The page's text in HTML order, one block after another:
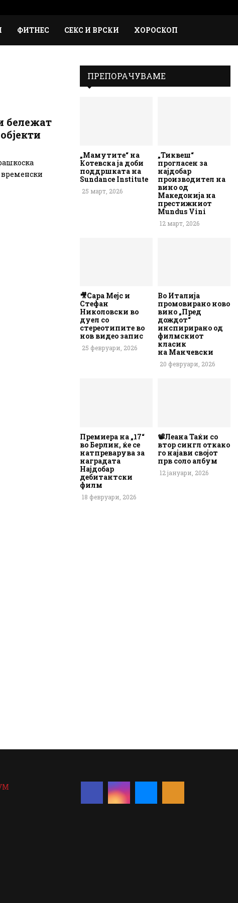
ФИТНЕС СЕКС И ВРСКИ ХОРОСКОП
бележат
временски
ПРЕПОРАЧУВАМЕ
„Мамутите“ на
Котевска ја доби
поддршката на
Sundance Institute
25 март, 2026
„Тиквеш“
прогласен за
најдобар
производител на
вино од
Македонија на
престижниот
Mundus Vini
12 март, 2026
🎥Сара Мејс и
Стефан
Николовски во
дуел со
стереотипите во
нов видео запис
25 февруари, 2026
Во Италија
промовирано ново
вино „Пред
дождот“
инспирирано од
филмскиот
класик
на Манчевски
20 февруари, 2026
Премиера на „17“
во Берлин, ќе се
натпреварува за
наградата
Најдобар
дебитантски
филм
18 февруари, 2026
📽️Леана Таќи со
втор сингл откако
го најави својот
прв соло албум
12 јануари, 2026